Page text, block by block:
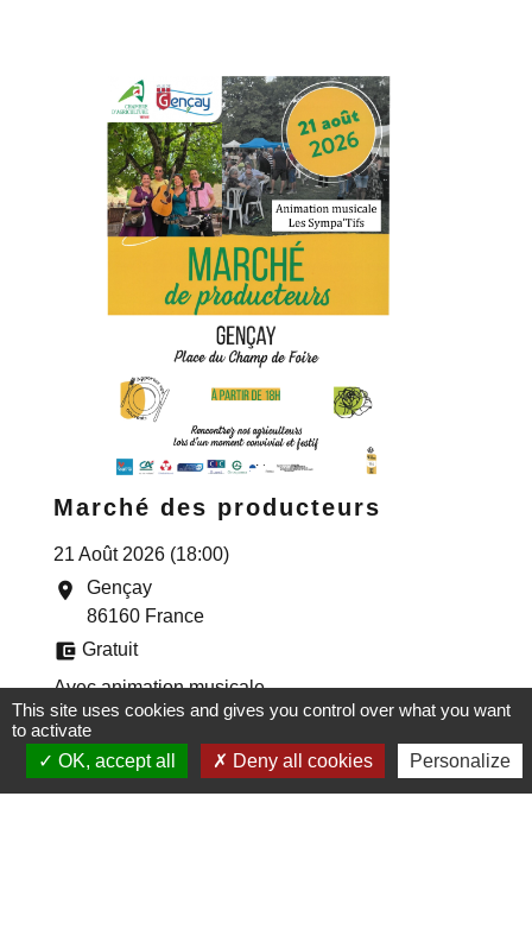
Marché des producteurs
21 Août 2026 (18:00)
location_on
Gençay
86160 France
account_balance_wallet Gratuit
Avec animation musicale
This site uses cookies and gives you control over what you want
to activate
OK, accept all
Deny all cookies Personalize